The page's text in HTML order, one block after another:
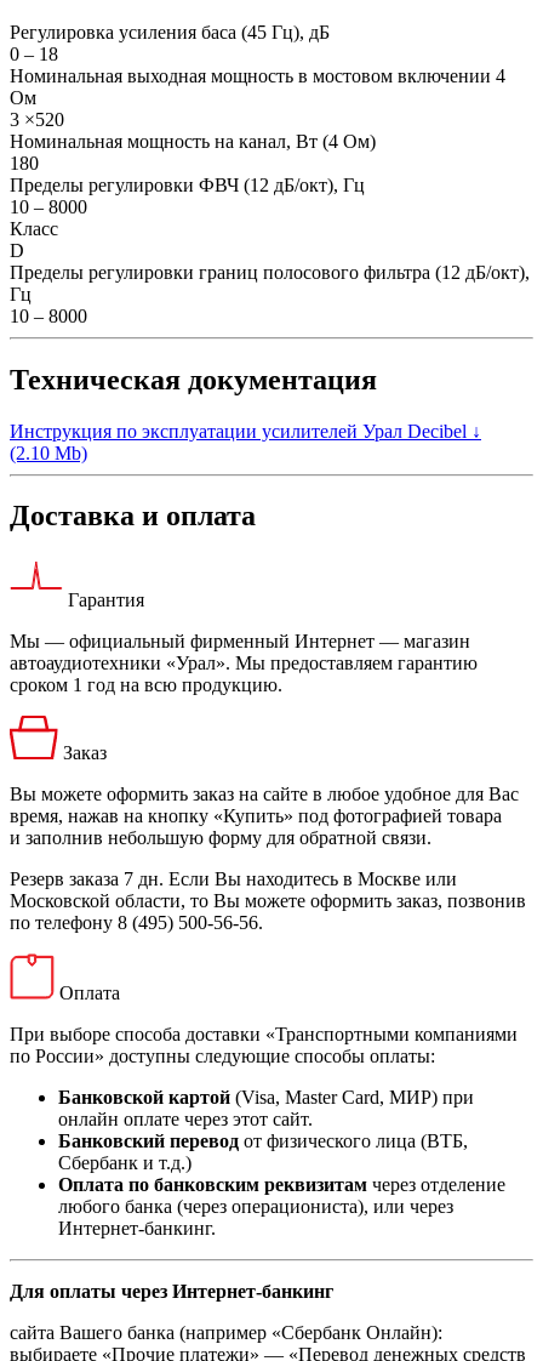
Регулировка усиления баса (45 Гц), дБ
0 – 18
Номинальная выходная мощность в мостовом включении 4
Ом
3 ×520
Номинальная мощность на канал, Вт (4 Ом)
180
Пределы регулировки ФВЧ (12 дБ/окт), Гц
10 – 8000
Класс
D
Пределы регулировки границ полосового фильтра (12 дБ/окт),
Гц
10 – 8000
Техническая документация
Инструкция по эксплуатации усилителей Урал Decibel ↓
(2.10 Mb)
Доставка и оплата
Гарантия
Мы — официальный фирменный Интернет — магазин
автоаудиотехники «Урал». Мы предоставляем гарантию
сроком 1 год на всю продукцию.
Заказ
Вы можете оформить заказ на сайте в любое удобное для Вас
время, нажав на кнопку «Купить» под фотографией товара
и заполнив небольшую форму для обратной связи.
Резерв заказа 7 дн. Если Вы находитесь в Москве или
Московской области, то Вы можете оформить заказ, позвонив
по телефону 8 (495) 500-56-56.
Оплата
При выборе способа доставки «Транспортными компаниями
по России» доступны следующие способы оплаты:
Банковской картой (Visa, Master Card, МИР) при
онлайн оплате через этот сайт.
Банковский перевод от физического лица (ВТБ,
Сбербанк и т.д.)
Оплата по банковским реквизитам через отделение
любого банка (через операциониста), или через
Интернет-банкинг.
Для оплаты через Интернет-банкинг
сайта Вашего банка (например «Сбербанк Онлайн):
выбираете «Прочие платежи» — «Перевод денежных средств